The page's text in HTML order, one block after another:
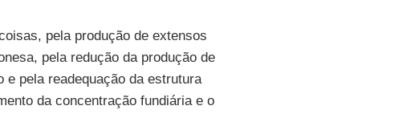
pela produção de extensos
pela redução da produção de
e pela readequação da estrutura
da concentração fundiária e o